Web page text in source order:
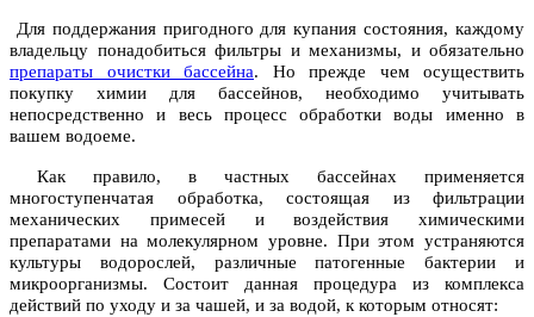
Для поддержания пригодного для купания состояния, каждому
владельцу понадобиться фильтры и механизмы, и обязательно
препараты очистки бассейна. Но прежде чем осуществить
покупку химии для бассейнов, необходимо учитывать
непосредственно и весь процесс обработки воды именно в
вашем водоеме.
Как правило, в частных бассейнах применяется
многоступенчатая обработка, состоящая из фильтрации
механических примесей и воздействия химическими
препаратами на молекулярном уровне. При этом устраняются
культуры водорослей, различные патогенные бактерии и
микроорганизмы. Состоит данная процедура из комплекса
действий по уходу и за чашей, и за водой, к которым относят: